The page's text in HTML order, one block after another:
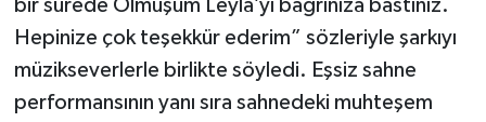
bir sürede Olmuşum Leyla’yı bağrınıza bastınız.
Hepinize çok teşekkür ederim” sözleriyle şarkıyı
müzikseverlerle birlikte söyledi. Eşsiz sahne
performansının yanı sıra sahnedeki muhteşem